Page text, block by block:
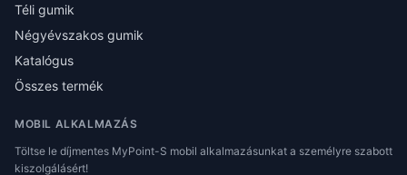
Téli gumik
Négyévszakos gumik
Katalógus
Összes termék
MOBIL ALKALMAZÁS
Töltse le díjmentes MyPoint-S mobil alkalmazásunkat a személyre szabott
kiszolgálásért!